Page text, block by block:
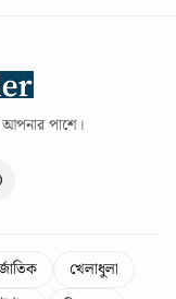
পাশে।
খেলাধুলা